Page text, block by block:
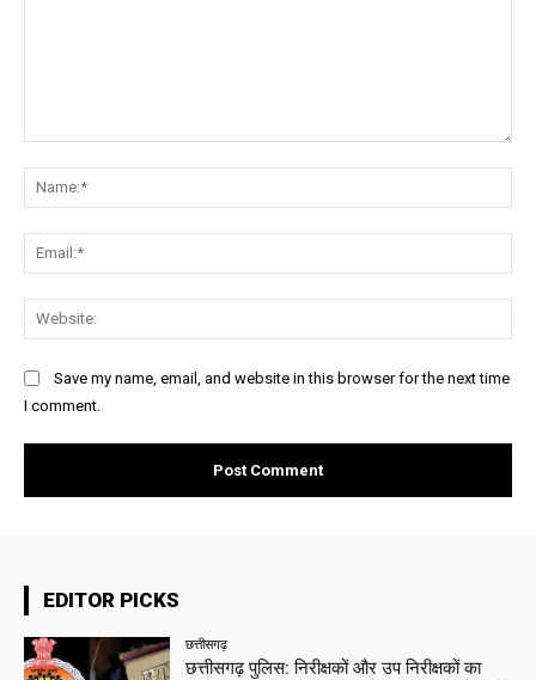
Save my name, email, and website in this browser for the next time
I comment.
EDITOR PICKS
छत्तीसगढ़
छत्तीसगढ़ पुलिस: निरीक्षकों और उप निरीक्षकों का